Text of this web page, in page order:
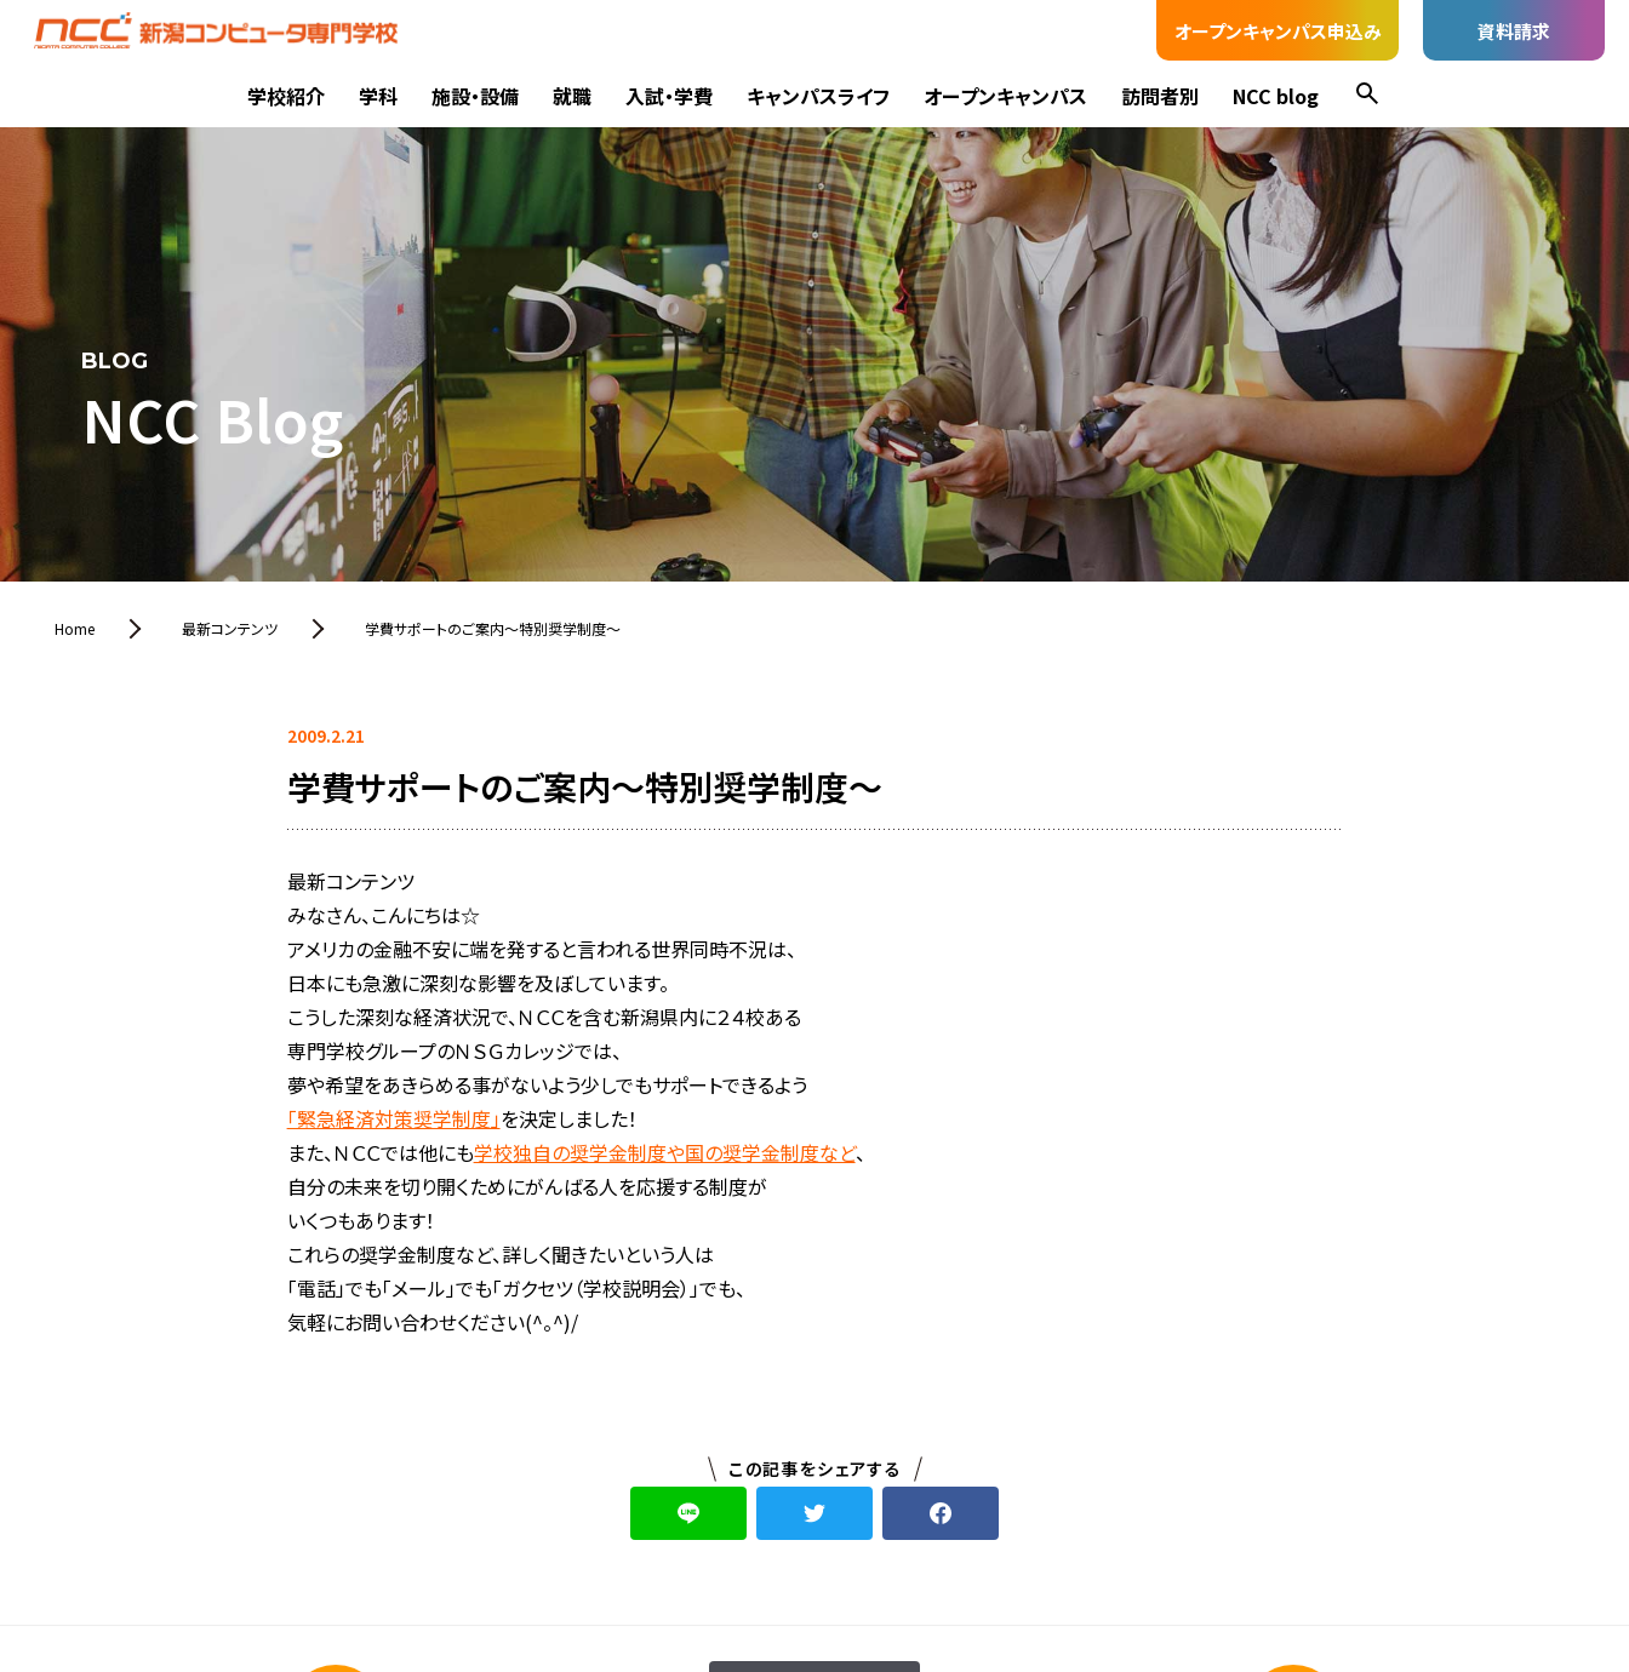
オープンキャンパス申込み 資料請求
学校紹介 学科 施設・設備 就職 入試・学費 キャンパスライフ オープンキャンパス 訪問者別 NCC blog
BLOG
NCC Blog
Home 最新コンテンツ 学費サポートのご案内〜特別奨学制度〜
2009.2.21
学費サポートのご案内〜特別奨学制度〜
最新コンテンツ
みなさん、こんにちは☆
アメリカの金融不安に端を発すると言われる世界同時不況は、
日本にも急激に深刻な影響を及ぼしています。
こうした深刻な経済状況で、ＮＣＣを含む新潟県内に２４校ある
専門学校グループのＮＳＧカレッジでは、
夢や希望をあきらめる事がないよう少しでもサポートできるよう
「緊急経済対策奨学制度」を決定しました！
また、ＮＣＣでは他にも学校独自の奨学金制度や国の奨学金制度など、
自分の未来を切り開くためにがんばる人を応援する制度が
いくつもあります！
これらの奨学金制度など、詳しく聞きたいという人は
「電話」でも「メール」でも「ガクセツ（学校説明会）」でも、
気軽にお問い合わせください(^。^)/
この記事をシェアする